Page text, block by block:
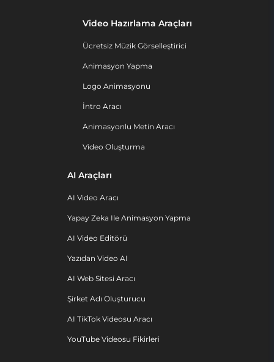
Video Hazırlama Araçları
Ücretsiz Müzik Görselleştirici
Animasyon Yapma
Logo Animasyonu
İntro Aracı
Animasyonlu Metin Aracı
Video Oluşturma
AI Araçları
AI Video Aracı
Yapay Zeka Ile Animasyon Yapma
AI Video Editörü
Yazıdan Video AI
AI Web Sitesi Aracı
Şirket Adı Oluşturucu
AI TikTok Videosu Aracı
YouTube Videosu Fikirleri